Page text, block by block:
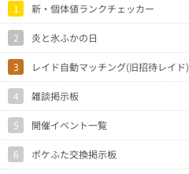
1 新・個体値ランクチェッカー
2 炎と氷ふかの日
3 レイド自動マッチング(旧招待レイド)
4 雑談掲示板
5 開催イベント一覧
6 ポケふた交換掲示板